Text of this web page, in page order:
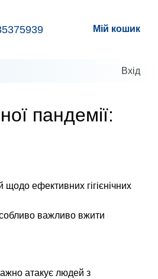
Мій кошик
Вхід
пандемії:
щодо ефективних гігієнічних
важливо вжити
атакує людей з